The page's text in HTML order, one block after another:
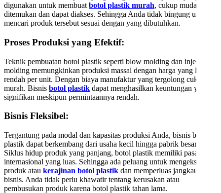
digunakan untuk membuat botol plastik murah, cukup mudah
ditemukan dan dapat diakses. Sehingga Anda tidak bingung untuk
mencari produk tersebut sesuai dengan yang dibutuhkan.
Proses Produksi yang Efektif:
Teknik pembuatan botol plastik seperti blow molding dan injection
molding memungkinkan produksi massal dengan harga yang lebih
rendah per unit. Dengan biaya manufaktur yang tergolong cukup
murah. Bisnis botol plastik dapat menghasilkan keuntungan yang
signifikan meskipun permintaannya rendah.
Bisnis Fleksibel:
Tergantung pada modal dan kapasitas produksi Anda, bisnis botol
plastik dapat berkembang dari usaha kecil hingga pabrik besar.
Siklus hidup produk yang panjang, botol plastik memiliki pasar
internasional yang luas. Sehingga ada peluang untuk mengekspor
produk atau kerajinan botol plastik dan memperluas jangkauan
bisnis. Anda tidak perlu khawatir tentang kerusakan atau
pembusukan produk karena botol plastik tahan lama.